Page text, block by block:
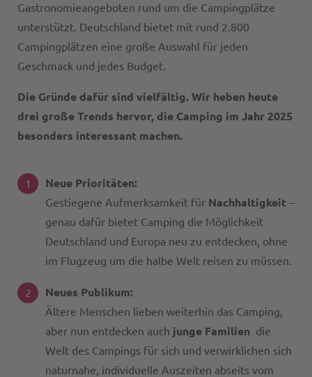
Gastronomieangeboten rund um die Campingplätze
unterstützt. Deutschland bietet mit rund 2.800
Campingplätzen eine große Auswahl für jeden
Geschmack und jedes Budget.
Die Gründe dafür sind vielfältig. Wir heben heute
drei große Trends hervor, die Camping im Jahr 2025
besonders interessant machen.
Neue Prioritäten:
Gestiegene Aufmerksamkeit für Nachhaltigkeit –
genau dafür bietet Camping die Möglichkeit
Deutschland und Europa neu zu entdecken, ohne
im Flugzeug um die halbe Welt reisen zu müssen.
Neues Publikum:
Ältere Menschen lieben weiterhin das Camping,
aber nun entdecken auch junge Familien die
Welt des Campings für sich und verwirklichen sich
naturnahe, individuelle Auszeiten abseits vom